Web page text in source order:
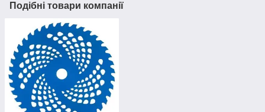
Подібні товари компанії